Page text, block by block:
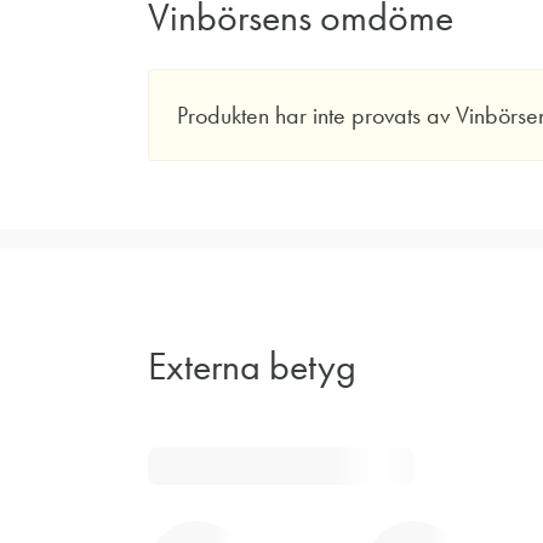
Vinbörsens omdöme
Produkten har inte provats av
Externa betyg